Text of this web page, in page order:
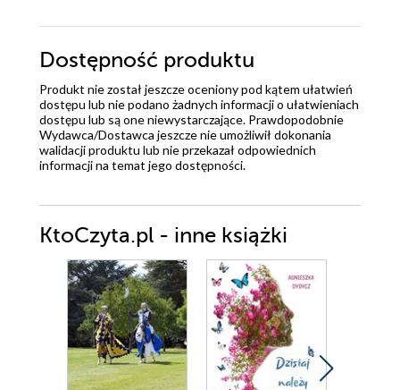
Dostępność produktu
Produkt nie został jeszcze oceniony pod kątem ułatwień
dostępu lub nie podano żadnych informacji o ułatwieniach
dostępu lub są one niewystarczające. Prawdopodobnie
Wydawca/Dostawca jeszcze nie umożliwił dokonania
walidacji produktu lub nie przekazał odpowiednich
informacji na temat jego dostępności.
KtoCzyta.pl - inne książki